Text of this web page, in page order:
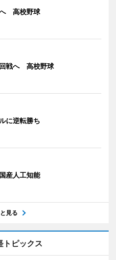
高校野球
戦へ 高校野球
に逆転勝ち
産人工知能
見る
トピックス